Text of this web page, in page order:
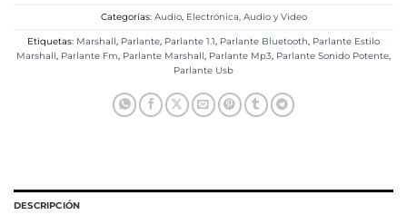
Categorías: Audio, Electrónica, Audio y Video
Etiquetas: Marshall, Parlante, Parlante 1.1, Parlante Bluetooth, Parlante Estilo
Marshall, Parlante Fm, Parlante Marshall, Parlante Mp3, Parlante Sonido Potente,
Parlante Usb
DESCRIPCIÓN